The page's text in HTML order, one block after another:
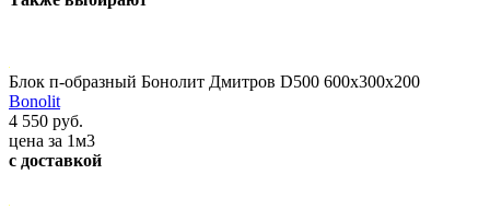
Блок п-образный Бонолит Дмитров D500 600х300х200
Bonolit
4 550 руб.
цена за 1м3
с доставкой